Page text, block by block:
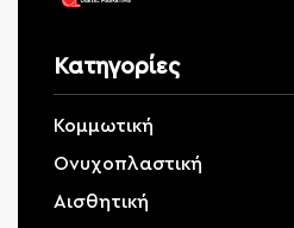
Κατηγορίες
Κομμωτική
Ονυχοπλαστική
Αισθητική